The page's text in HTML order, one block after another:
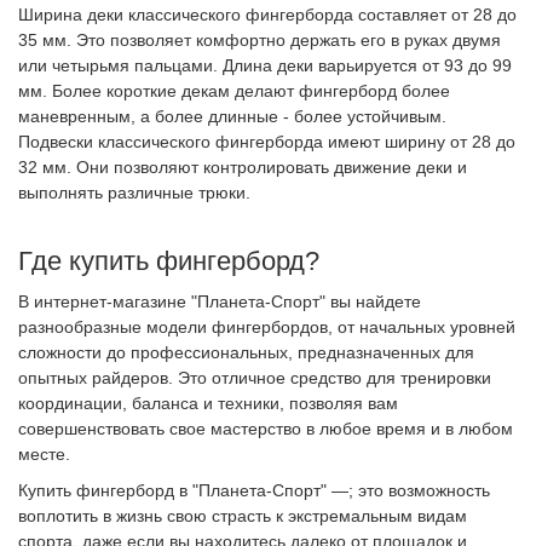
Ширина деки классического фингерборда составляет от 28 до
35 мм. Это позволяет комфортно держать его в руках двумя
или четырьмя пальцами. Длина деки варьируется от 93 до 99
мм. Более короткие декам делают фингерборд более
маневренным, а более длинные - более устойчивым.
Подвески классического фингерборда имеют ширину от 28 до
32 мм. Они позволяют контролировать движение деки и
выполнять различные трюки.
Где купить фингерборд?
В интернет-магазине "Планета-Спорт" вы найдете
разнообразные модели фингербордов, от начальных уровней
сложности до профессиональных, предназначенных для
опытных райдеров. Это отличное средство для тренировки
координации, баланса и техники, позволяя вам
совершенствовать свое мастерство в любое время и в любом
месте.
Купить фингерборд в "Планета-Спорт" —; это возможность
воплотить в жизнь свою страсть к экстремальным видам
спорта, даже если вы находитесь далеко от площадок и